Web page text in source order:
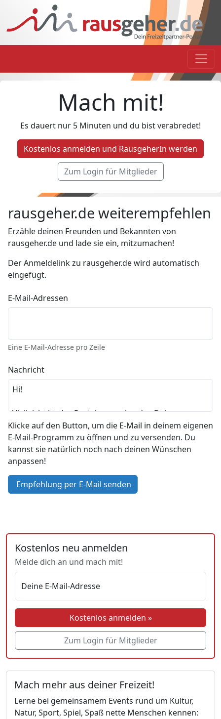
Mach mit!
Es dauert nur 5 Minuten und du bist verabredet!
Kostenlos anmelden und RausgeherIn werden
Zum Login für Mitglieder
rausgeher.de weiterempfehlen
Erzähle deinen Freunden und Bekannten von
rausgeher.de und lade sie ein, mitzumachen!
Der Anmeldelink zu rausgeher.de wird automatisch
eingefügt.
E-Mail-Adressen
Eine E-Mail-Adresse pro Zeile
Nachricht
Klicke auf den Button, um die E-Mail in deinem eigenen
E-Mail-Programm zu öffnen und zu versenden. Du
kannst sie natürlich noch nach deinen Wünschen
anpassen!
Empfehlung per E-Mail senden
Kostenlos neu anmelden
Melde dich an und mach mit!
Deine E-Mail-Adresse
Kostenlos anmelden »
Zum Login für Mitglieder
Mach mehr aus deiner Freizeit!
Lerne bei gemeinsamem Events rund um Kultur,
Natur, Sport, Spiel, Spaß nette Menschen kennen: